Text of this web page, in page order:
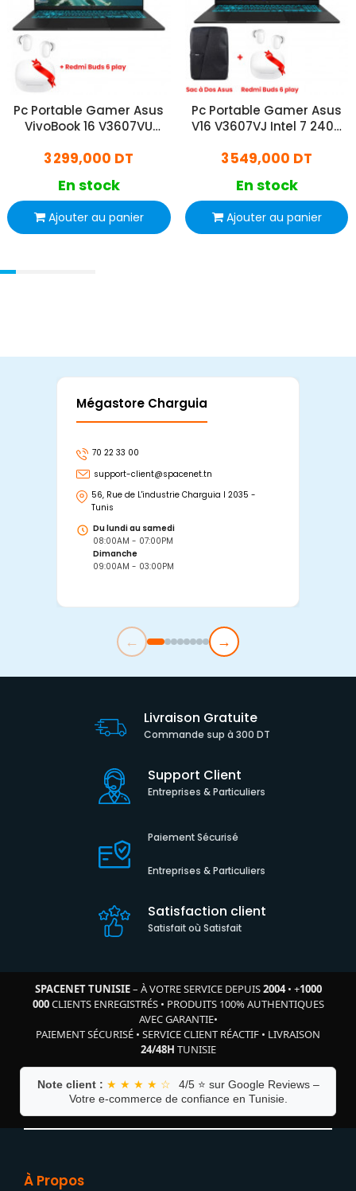
Pc Portable Gamer Asus
VivoBook 16 V3607VU
SSD RTX 4050 Windows 11
3 299,000 DT
En stock
Ajouter au panier
Pc Portable Gamer Asus
V16 V3607VJ Intel 7 240H
W11
3 549,000 DT
En stock
Ajouter au panier
Mégastore Charguia
70 22 33 00
support-client@spacenet.tn
56, Rue de L'industrie Charguia I 2035 -
Tunis
Du lundi au samedi
08:00AM - 07:00PM
Dimanche
09:00AM - 03:00PM
← →
Livraison Gratuite
Commande sup à 300 DT
Support Client
Entreprises & Particuliers
Paiement Sécurisé
Entreprises & Particuliers
Satisfaction client
Satisfait où Satisfait
SPACENET TUNISIE– À VOTRE SERVICE DEPUIS2004• +1000
000CLIENTS ENREGISTRÉS• PRODUITS 100% AUTHENTIQUES
AVEC GARANTIE•
PAIEMENT SÉCURISÉ • SERVICE CLIENT RÉACTIF • LIVRAISON
24/48H TUNISIE
Note client : ★ ★ ★ ★ ☆
4/5 ⭐ sur Google Reviews –
Votre e-commerce de confiance en Tunisie.
À Propos